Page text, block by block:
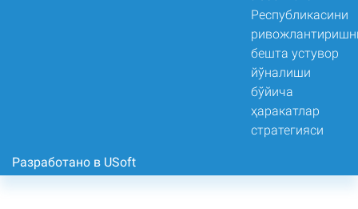
Разработано в USoft